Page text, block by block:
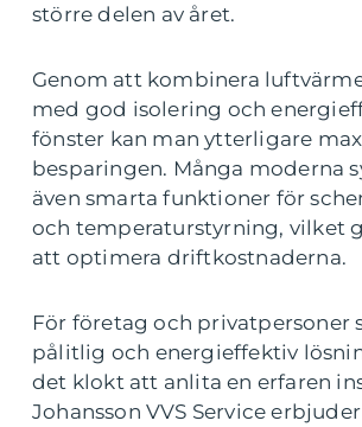
större delen av året.
Genom att kombinera
med god isolering och
fönster kan man ytterligare
besparingen. Många moderna
även smarta funktioner för
och temperaturstyrning, vilket
att optimera driftkostnaderna.
För företag och privatpersoner
pålitlig och energieffektiv
det klokt att anlita en erfaren
Johansson VVS Service